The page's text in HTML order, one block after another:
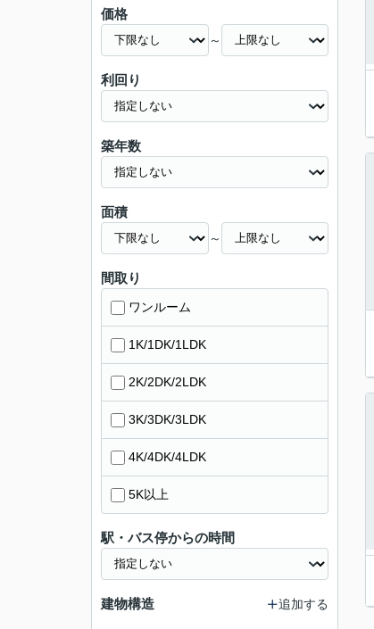
価格
～
利回り
築年数
面積
～
間取り
ワンルーム
1K/1DK/1LDK
2K/2DK/2LDK
3K/3DK/3LDK
4K/4DK/4LDK
5K以上
駅・バス停からの時間
建物構造 追加する